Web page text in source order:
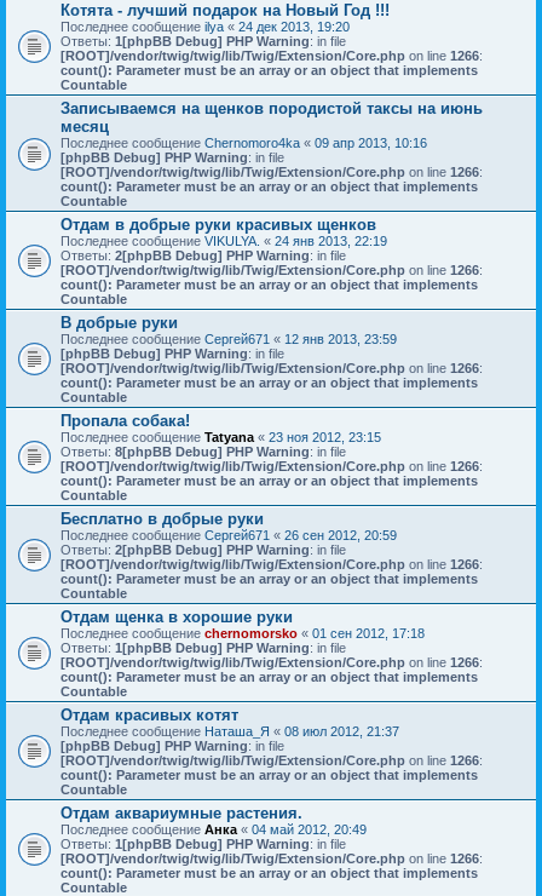
Котята - лучший подарок на Новый Год !!!
Последнее сообщение ilya « 24 дек 2013, 19:20
Ответы: 1[phpBB Debug] PHP Warning: in file
[ROOT]/vendor/twig/twig/lib/Twig/Extension/Core.php on line 1266:
count(): Parameter must be an array or an object that implements
Countable
Записываемся на щенков породистой таксы на июнь
месяц
Последнее сообщение Chernomoro4ka « 09 апр 2013, 10:16
[phpBB Debug] PHP Warning: in file
[ROOT]/vendor/twig/twig/lib/Twig/Extension/Core.php on line 1266:
count(): Parameter must be an array or an object that implements
Countable
Отдам в добрые руки красивых щенков
Последнее сообщение VIKULYA. « 24 янв 2013, 22:19
Ответы: 2[phpBB Debug] PHP Warning: in file
[ROOT]/vendor/twig/twig/lib/Twig/Extension/Core.php on line 1266:
count(): Parameter must be an array or an object that implements
Countable
В добрые руки
Последнее сообщение Сергей671 « 12 янв 2013, 23:59
[phpBB Debug] PHP Warning: in file
[ROOT]/vendor/twig/twig/lib/Twig/Extension/Core.php on line 1266:
count(): Parameter must be an array or an object that implements
Countable
Пропала собака!
Последнее сообщение Tatyana « 23 ноя 2012, 23:15
Ответы: 8[phpBB Debug] PHP Warning: in file
[ROOT]/vendor/twig/twig/lib/Twig/Extension/Core.php on line 1266:
count(): Parameter must be an array or an object that implements
Countable
Бесплатно в добрые руки
Последнее сообщение Сергей671 « 26 сен 2012, 20:59
Ответы: 2[phpBB Debug] PHP Warning: in file
[ROOT]/vendor/twig/twig/lib/Twig/Extension/Core.php on line 1266:
count(): Parameter must be an array or an object that implements
Countable
Отдам щенка в хорошие руки
Последнее сообщение chernomorsko « 01 сен 2012, 17:18
Ответы: 1[phpBB Debug] PHP Warning: in file
[ROOT]/vendor/twig/twig/lib/Twig/Extension/Core.php on line 1266:
count(): Parameter must be an array or an object that implements
Countable
Отдам красивых котят
Последнее сообщение Наташа_Я « 08 июл 2012, 21:37
[phpBB Debug] PHP Warning: in file
[ROOT]/vendor/twig/twig/lib/Twig/Extension/Core.php on line 1266:
count(): Parameter must be an array or an object that implements
Countable
Отдам аквариумные растения.
Последнее сообщение Анка « 04 май 2012, 20:49
Ответы: 1[phpBB Debug] PHP Warning: in file
[ROOT]/vendor/twig/twig/lib/Twig/Extension/Core.php on line 1266:
count(): Parameter must be an array or an object that implements
Countable